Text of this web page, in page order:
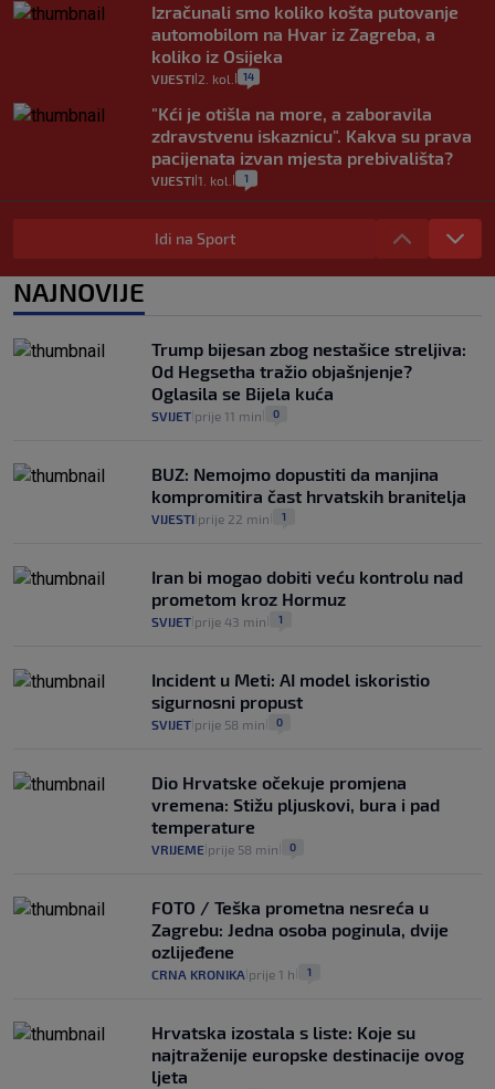
Izračunali smo koliko košta putovanje
automobilom na Hvar iz Zagreba, a
koliko iz Osijeka
VIJESTI 2. kol. 14
"Kći je otišla na more, a zaboravila
zdravstvenu iskaznicu". Kakva su prava
pacijenata izvan mjesta prebivališta?
VIJESTI 1. kol. 1
Provjerili smo "što ćemo onda" ako
Plenković na 15 dana ukine mjere: "Ne bi
se dogodilo ništa. Vlada se zaljubila u te
intervencije"
Analitičar o Mostu: Oni su u yin-yang
poziciji i imaju drugog najpoznatijeg
bravara u povijesti Hrvatske
VIJESTI 16
Idi na Sport
NAJNOVIJE
Trump bijesan zbog nestašice streljiva:
Od Hegsetha tražio objašnjenje?
Oglasila se Bijela kuća
SVIJET prije 11 min 0
BUZ: Nemojmo dopustiti da manjina
kompromitira čast hrvatskih branitelja
VIJESTI prije 22 min 1
Iran bi mogao dobiti veću kontrolu nad
prometom kroz Hormuz
SVIJET prije 43 min 1
Incident u Meti: AI model iskoristio
sigurnosni propust
SVIJET prije 58 min 0
Dio Hrvatske očekuje promjena
vremena: Stižu pljuskovi, bura i pad
temperature
VRIJEME prije 58 min 0
FOTO / Teška prometna nesreća u
Zagrebu: Jedna osoba poginula, dvije
ozlijeđene
CRNA KRONIKA prije 1 h 1
Hrvatska izostala s liste: Koje su
najtraženije europske destinacije ovog
ljeta